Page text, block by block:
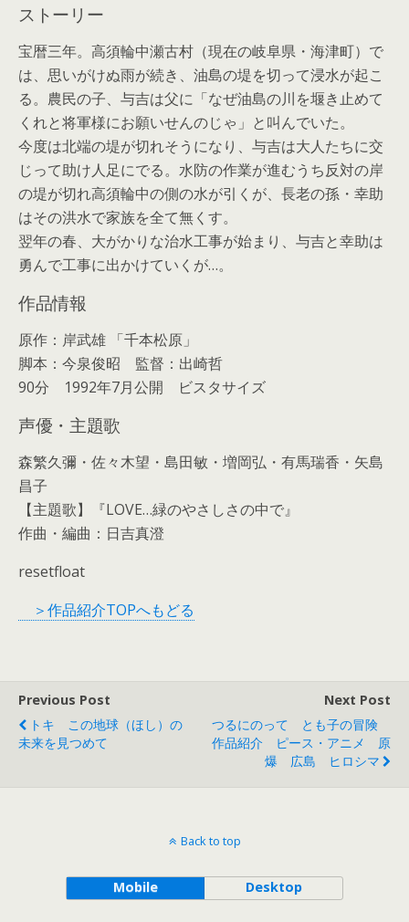
ストーリー
宝暦三年。高須輪中瀬古村（現在の岐阜県・海津町）で
は、思いがけぬ雨が続き、油島の堤を切って浸水が起こ
る。農民の子、与吉は父に「なぜ油島の川を堰き止めて
くれと将軍様にお願いせんのじゃ」と叫んでいた。
今度は北端の堤が切れそうになり、与吉は大人たちに交
じって助け人足にでる。水防の作業が進むうち反対の岸
の堤が切れ高須輪中の側の水が引くが、長老の孫・幸助
はその洪水で家族を全て無くす。
翌年の春、大がかりな治水工事が始まり、与吉と幸助は
勇んで工事に出かけていくが…。
作品情報
原作：岸武雄 「千本松原」
脚本：今泉俊昭 監督：出崎哲
90分 1992年7月公開 ビスタサイズ
声優・主題歌
森繁久彌・佐々木望・島田敏・増岡弘・有馬瑞香・矢島
昌子
【主題歌】『LOVE…緑のやさしさの中で』
作曲・編曲：日吉真澄
resetfloat
＞作品紹介TOPへもどる
Previous Post
トキ この地球（ほし）の
未来を見つめて
Next Post
つるにのって とも子の冒険
作品紹介 ピース・アニメ 原
爆 広島 ヒロシマ
Back to top
Mobile Desktop